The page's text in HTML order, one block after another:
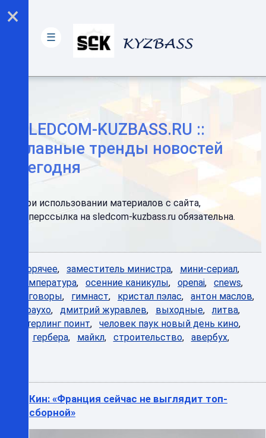
SLEDCOM-KUZBASS.RU ::
Главные тренды новостей
сегодня
При использовании материалов с сайта,
гиперссылка на sledcom-kuzbass.ru обязательна.
Горячее, заместитель министра, мини-сериал,
температура, осенние каникулы, openai, cnews,
переговоры, гимнаст, кристал пэлас, антон маслов,
араухо, дмитрий журавлев, выходные,литва,
стерлинг поинт, человек паук новый день кино,
гербера, майкл, строительство, авербух,
Кин: «Франция сейчас не выглядит топ-
сборной»
×
☰